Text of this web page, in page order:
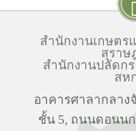
สำนักงานเกษตร
สุราษ
สำนักงานปลัดกร
สห
อาคารศาลากลา
ชั้น 5, ถนนดอนน